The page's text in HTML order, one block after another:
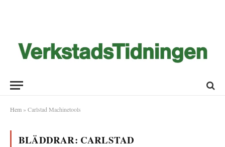
Hem » Carlstad Machinetools
BLÄDDRAR: CARLSTAD